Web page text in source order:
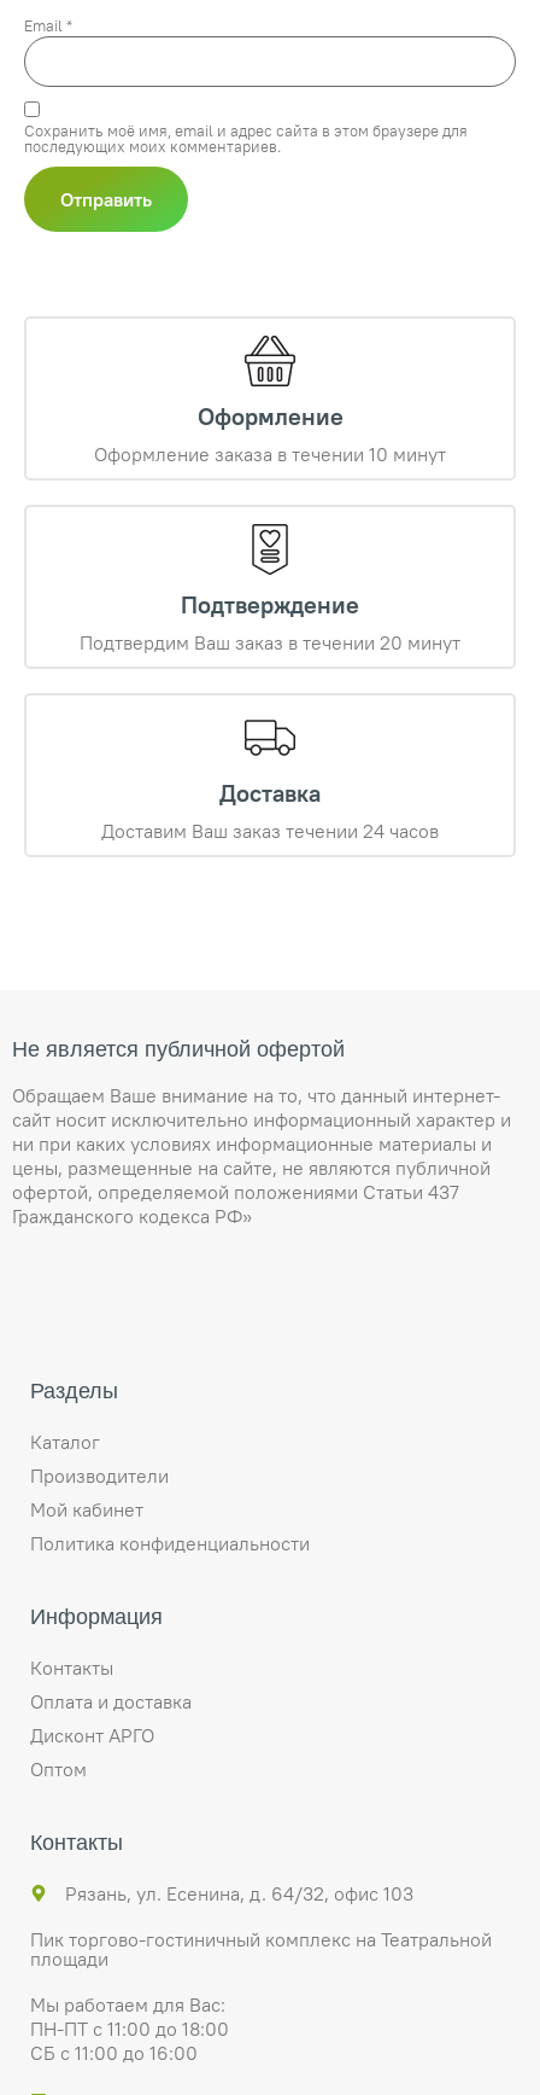
Email *
Сохранить моё имя, email и адрес сайта в этом браузере для
последующих моих комментариев.
Оформление
Оформление заказа в течении 10 минут
Подтверждение
Подтвердим Ваш заказ в течении 20 минут
Доставка
Доставим Ваш заказ течении 24 часов
Не является публичной офертой
Обращаем Ваше внимание на то, что данный интернет-
сайт носит исключительно информационный характер и
ни при каких условиях информационные материалы и
цены, размещенные на сайте, не являются публичной
офертой, определяемой положениями Статьи 437
Гражданского кодекса РФ»
Разделы
Каталог
Производители
Мой кабинет
Политика конфиденциальности
Информация
Контакты
Оплата и доставка
Дисконт АРГО
Оптом
Контакты
Рязань, ул. Есенина, д. 64/32, офис 103
Пик торгово-гостиничный комплекс на Театральной
площади
Мы работаем для Вас:
ПН-ПТ с 11:00 до 18:00
СБ с 11:00 до 16:00